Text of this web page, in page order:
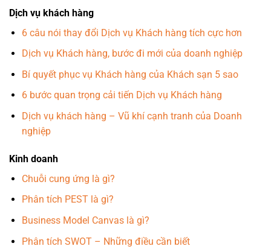
Dịch vụ khách hàng
6 câu nói thay đổi Dịch vụ Khách hàng tích cực hơn
Dịch vụ Khách hàng, bước đi mới của doanh nghiệp
Bí quyết phục vụ Khách hàng của Khách sạn 5 sao
6 bước quan trọng cải tiến Dịch vụ Khách hàng
Dịch vụ khách hàng – Vũ khí cạnh tranh của Doanh
nghiệp
Kinh doanh
Chuỗi cung ứng là gì?
Phân tích PEST là gì?
Business Model Canvas là gì?
Phân tích SWOT – Những điều cần biết